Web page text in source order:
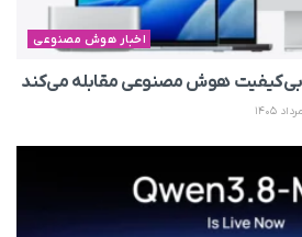
اخبار هوش مصنوعی
بی‌کیفیت هوش مصنوعی مقابله می‌کند